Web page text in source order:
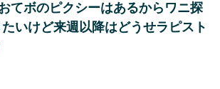
てボのピクシーはあるからワニ探
いけど来週以降はどうせラピスト